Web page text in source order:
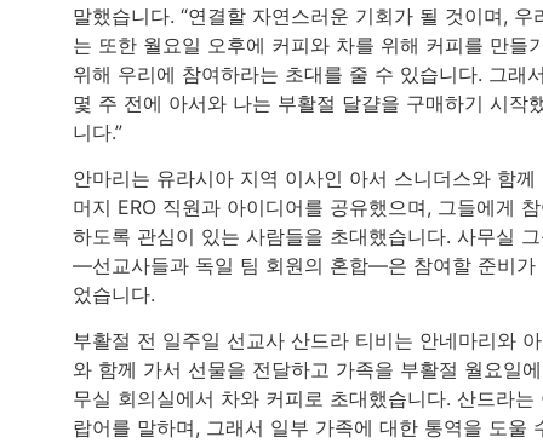
말했습니다. “연결할 자연스러운 기회가 될 것이며, 우
는 또한 월요일 오후에 커피와 차를 위해 커피를 만들
위해 우리에 참여하라는 초대를 줄 수 있습니다. 그래
몇 주 전에 아서와 나는 부활절 달걀을 구매하기 시작
니다.”
안마리는 유라시아 지역 이사인 아서 스니더스와 함께
머지 ERO 직원과 아이디어를 공유했으며, 그들에게
하도록 관심이 있는 사람들을 초대했습니다. 사무실
—선교사들과 독일 팀 회원의 혼합—은 참여할 준비가
었습니다.
부활절 전 일주일 선교사 산드라 티비는 안네마리와
와 함께 가서 선물을 전달하고 가족을 부활절 월요일
무실 회의실에서 차와 커피로 초대했습니다. 산드라는
랍어를 말하며, 그래서 일부 가족에 대한 통역을 도울